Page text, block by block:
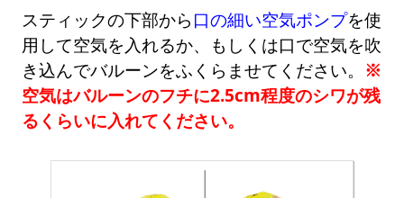
スティックの下部から 口の細い空気ポンプを使
用して空気を入れるか、もしくは口で空気を吹
き込んでバルーンをふくらませてください。 ※
空気はバルーンのフチに2.5cm程度のシワが残
るくらいに入れてください。